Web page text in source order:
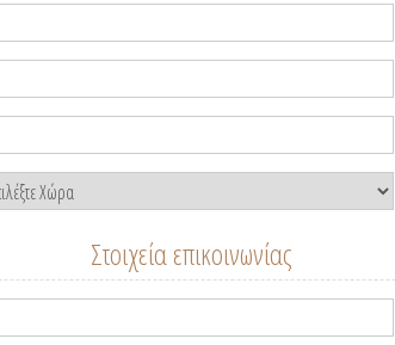
Στοιχεία επικοινωνίας